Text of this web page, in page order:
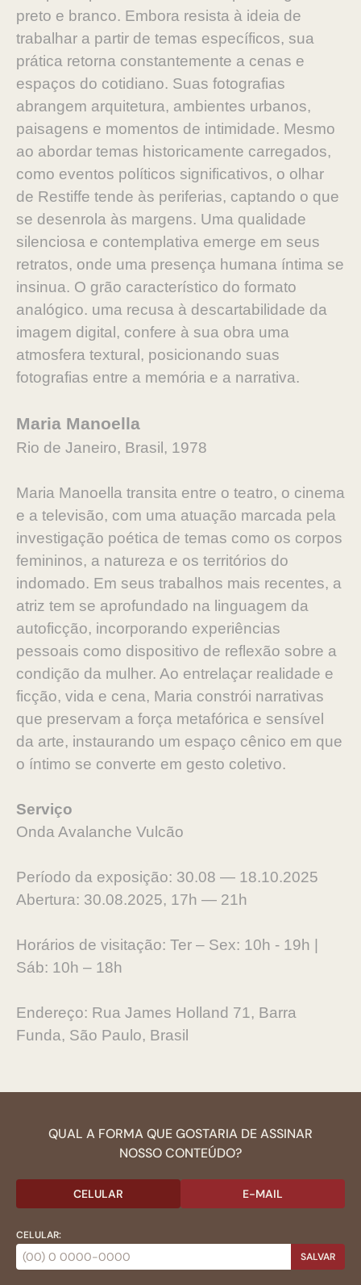
preto e branco. Embora resista à ideia de
trabalhar a partir de temas específicos, sua
prática retorna constantemente a cenas e
espaços do cotidiano. Suas fotografias
abrangem arquitetura, ambientes urbanos,
paisagens e momentos de intimidade. Mesmo
ao abordar temas historicamente carregados,
como eventos políticos significativos, o olhar
de Restiffe tende às periferias, captando o que
se desenrola às margens. Uma qualidade
silenciosa e contemplativa emerge em seus
retratos, onde uma presença humana íntima se
insinua. O grão característico do formato
analógico. uma recusa à descartabilidade da
imagem digital, confere à sua obra uma
atmosfera textural, posicionando suas
fotografias entre a memória e a narrativa.
Maria Manoella
Rio de Janeiro, Brasil, 1978
Maria Manoella transita entre o teatro, o cinema
e a televisão, com uma atuação marcada pela
investigação poética de temas como os corpos
femininos, a natureza e os territórios do
indomado. Em seus trabalhos mais recentes, a
atriz tem se aprofundado na linguagem da
autoficção, incorporando experiências
pessoais como dispositivo de reflexão sobre a
condição da mulher. Ao entrelaçar realidade e
ficção, vida e cena, Maria constrói narrativas
que preservam a força metafórica e sensível
da arte, instaurando um espaço cênico em que
o íntimo se converte em gesto coletivo.
Serviço
Onda Avalanche Vulcão
Período da exposição: 30.08 — 18.10.2025
Abertura: 30.08.2025, 17h — 21h
Horários de visitação: Ter – Sex: 10h - 19h |
Sáb: 10h – 18h
Endereço: Rua James Holland 71, Barra
Funda, São Paulo, Brasil
QUAL A FORMA QUE GOSTARIA DE ASSINAR
NOSSO CONTEÚDO?
CELULAR E-MAIL
CELULAR:
SALVAR